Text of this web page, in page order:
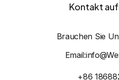
Kontakt
Brauchen Sie
+86